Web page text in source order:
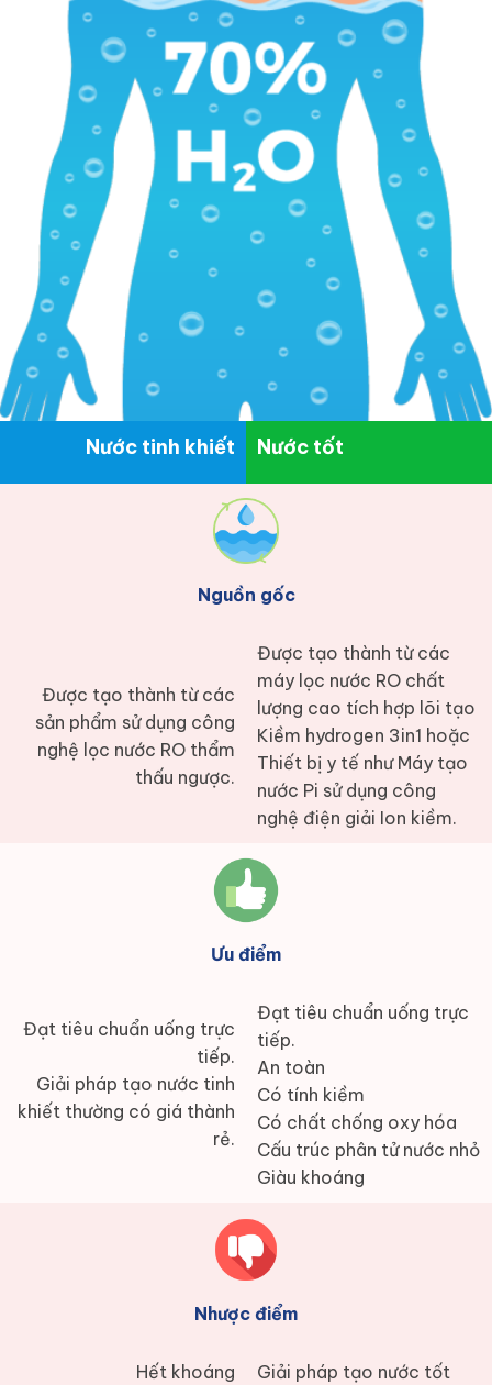
Nước tinh khiết Nước tốt
Được tạo thành từ các
sản phẩm sử dụng công
nghệ lọc nước RO thẩm
thấu ngược.
Nguồn gốc
Được tạo thành từ các
máy lọc nước RO chất
lượng cao tích hợp lõi tạo
Kiềm hydrogen 3in1 hoặc
Thiết bị y tế như Máy tạo
nước Pi sử dụng công
nghệ điện giải Ion kiềm.
Đạt tiêu chuẩn uống trực
tiếp.
Giải pháp tạo nước tinh
khiết thường có giá thành
rẻ.
Ưu điểm
Đạt tiêu chuẩn uống trực
tiếp.
An toàn
Có tính kiềm
Có chất chống oxy hóa
Cấu trúc phân tử nước nhỏ
Giàu khoáng
Hết khoáng
Nhược điểm
Giải pháp tạo nước tốt